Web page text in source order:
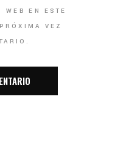
WEB EN ESTE
VEZ